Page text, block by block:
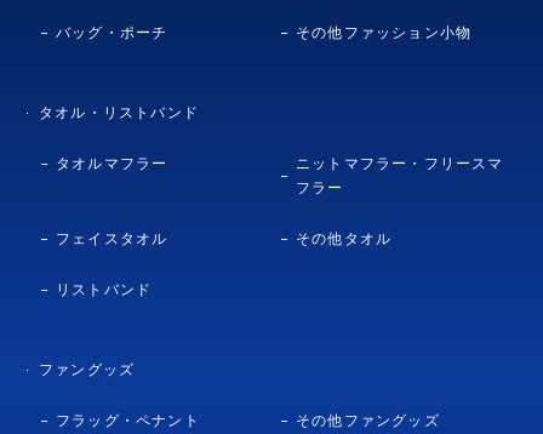
バッグ・ポーチ その他ファッション小物
タオル・リストバンド
タオルマフラー
ニットマフラー・フリースマ
フラー
フェイスタオル その他タオル
リストバンド
ファングッズ
フラッグ・ペナント その他ファングッズ